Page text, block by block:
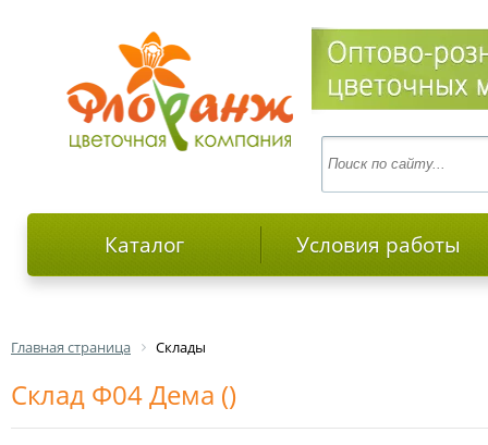
Каталог Условия работы
Главная страница Склады
Склад Ф04 Дема ()